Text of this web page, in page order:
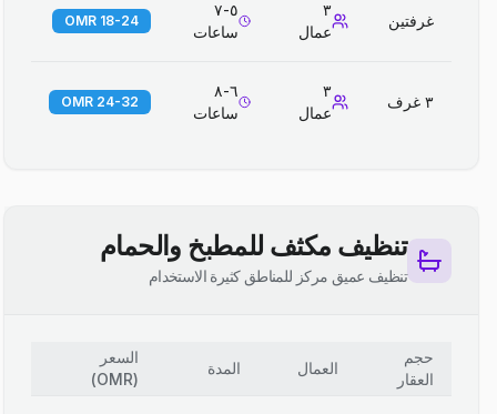
غرفتين
٣
عمال
٥-٧
ساعات
18-24 OMR
٣ غرف
٣
عمال
٦-٨
ساعات
24-32 OMR
تنظيف مكثف للمطبخ والحمام
تنظيف عميق مركز للمناطق كثيرة الاستخدام
حجم
العقار
العمال المدة
السعر
(
OMR
)